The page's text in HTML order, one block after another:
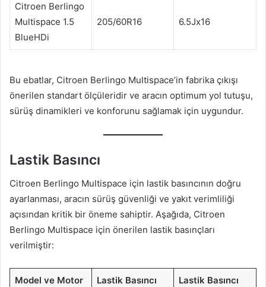
Citroen Berlingo
Multispace 1.5
BlueHDi
205/60R16 6.5Jx16
Bu ebatlar, Citroen Berlingo Multispace’in fabrika çıkışı
önerilen standart ölçüleridir ve aracın optimum yol tutuşu,
sürüş dinamikleri ve konforunu sağlamak için uygundur.
Lastik Basıncı
Citroen Berlingo Multispace için lastik basıncının doğru
ayarlanması, aracın sürüş güvenliği ve yakıt verimliliği
açısından kritik bir öneme sahiptir. Aşağıda, Citroen
Berlingo Multispace için önerilen lastik basınçları
verilmiştir:
Model ve Motor
Lastik Basıncı
Lastik Basıncı